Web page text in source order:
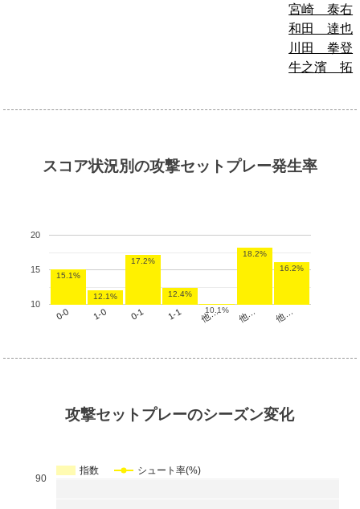
宮崎 泰右
和田 達也
川田 拳登
牛之濱 拓
スコア状況別の攻撃セットプレー発生率
0-0 1-0 0-1 1-1 他… 他… 他…
10
15
20
15.1%
12.1%
17.2%
12.4%
10.1%
18.2%
16.2%
攻撃セットプレーのシーズン変化
指数 シュート率(%)
90